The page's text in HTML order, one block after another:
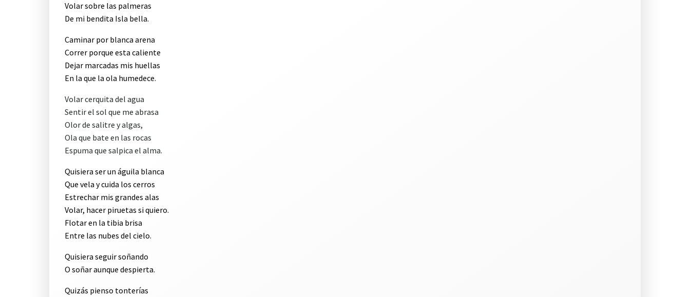
Volar sobre las palmeras
De mi bendita Isla bella.
Caminar por blanca arena
Correr porque esta caliente
Dejar marcadas mis huellas
En la que la ola humedece.
Volar cerquita del agua
Sentir el sol que me abrasa
Olor de salitre y algas,
Ola que bate en las rocas
Espuma que salpica el alma.
Quisiera ser un águila blanca
Que vela y cuida los cerros
Estrechar mis grandes alas
Volar, hacer piruetas si quiero.
Flotar en la tibia brisa
Entre las nubes del cielo.
Quisiera seguir soñando
O soñar aunque despierta.
Quizás pienso tonterías